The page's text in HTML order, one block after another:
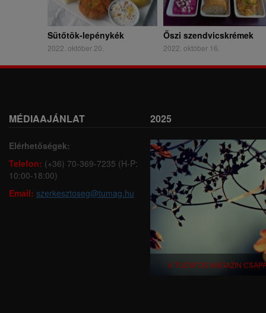
Sütőtök-lepénykék
2022. október 20.
Őszi szendvicskrémek
2022. október 16.
MÉDIAAJÁNLAT
Elérhetőségek:
Telefon: (+36) 70-369-7235 (H-P:
10:00-18:00)
Email: szerkesztoseg@tumag.hu
2025
A TUDATOS MAGAZIN